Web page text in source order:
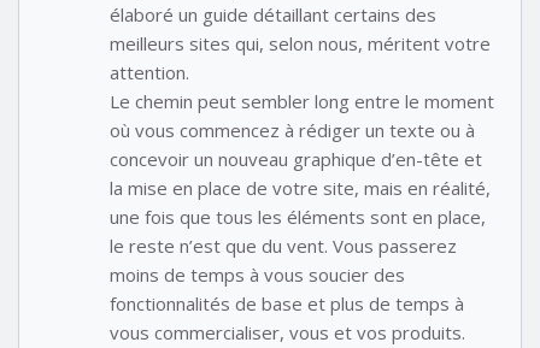
élaboré un guide détaillant certains des
meilleurs sites qui, selon nous, méritent votre
attention.
Le chemin peut sembler long entre le moment
où vous commencez à rédiger un texte ou à
concevoir un nouveau graphique d’en-tête et
la mise en place de votre site, mais en réalité,
une fois que tous les éléments sont en place,
le reste n’est que du vent. Vous passerez
moins de temps à vous soucier des
fonctionnalités de base et plus de temps à
vous commercialiser, vous et vos produits.